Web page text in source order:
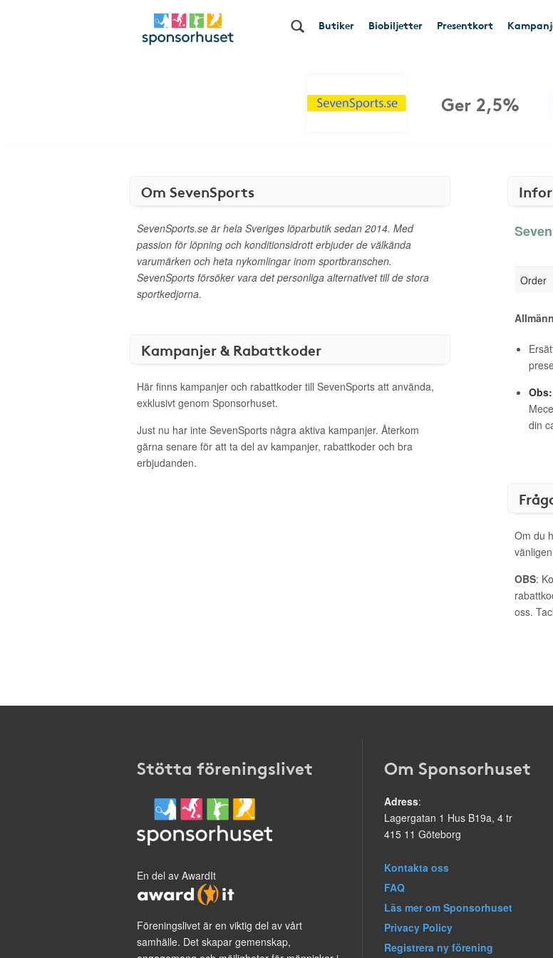
Butiker Biobiljetter Presentkort
Ger 2,5%
Om SevenSports
SevenSports.se är hela Sveriges löparbutik sedan 2014. Med
passion för löpning och konditionsidrott erbjuder de välkända
varumärken och heta nykomlingar inom sportbranschen.
SevenSports försöker vara det personliga alternativet till de stora
sportkedjorna.
Kampanjer & Rabattkoder
Här finns kampanjer och rabattkoder till SevenSports att använda,
exklusivt genom Sponsorhuset.
Just nu har inte SevenSports några aktiva kampanjer. Återkom
gärna senare för att ta del av kampanjer, rabattkoder och bra
erbjudanden.
Order
Obs:
din
Om du
OBS:
oss.
Stötta föreningslivet
En del av AwardIt
Föreningslivet är en viktig del av vårt
samhälle. Det skapar gemenskap,
Om Sponsorhuset
Adress:
Lagergatan 1 Hus B19a, 4 tr
415 11 Göteborg
Kontakta oss
FAQ
Läs mer om Sponsorhuset
Privacy Policy
Registrera ny förening